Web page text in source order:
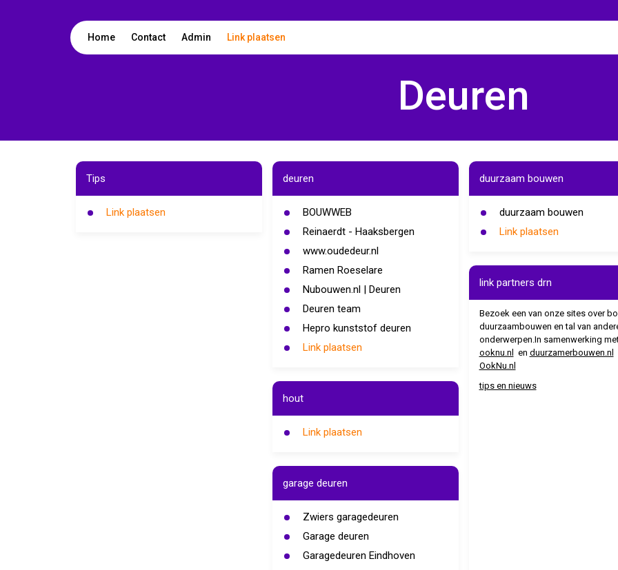
Home Contact Admin Link plaatsen
Deuren
Tips
Link plaatsen
deuren
BOUWWEB
Reinaerdt - Haaksbergen
www.oudedeur.nl
Ramen Roeselare
Nubouwen.nl | Deuren
Deuren team
Hepro kunststof deuren
Link plaatsen
hout
Link plaatsen
garage deuren
Zwiers garagedeuren
Garage deuren
Garagedeuren Eindhoven
duurzaam bouwen
duurzaam bouwen
Link plaatsen
link partners drn
Bezoek een van onze sites over
duurzaambouwen en tal van
onderwerpen.In samenwerking
ooknu.nl
en duurzamerbouwen.nl
OokNu.nl
tips en nieuws